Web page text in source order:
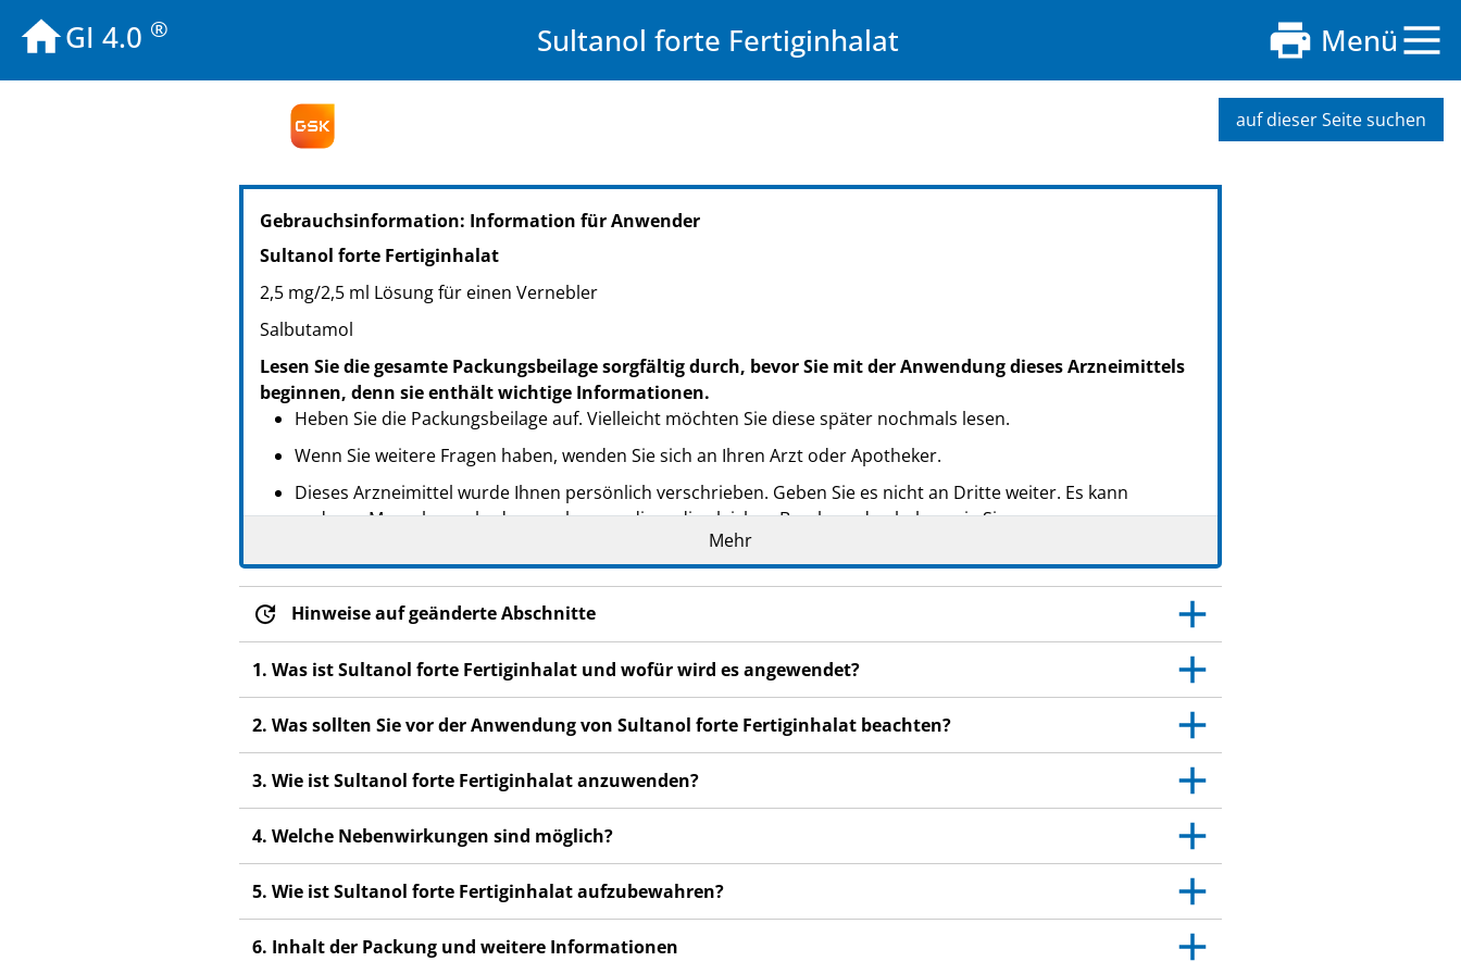
GI 4.0 ® Sultanol forte Fertiginhalat Menü
auf dieser Seite suchen
PZN: 16015989
PPN: 111601598971
NTIN: 04150160159899
Gebrauchsinformation: Information für Anwender
Sultanol forte Fertiginhalat
2,5 mg/2,5 ml Lösung für einen Vernebler
Salbutamol
Lesen Sie die gesamte Packungsbeilage sorgfältig durch, bevor Sie mit der Anwendung dieses Arzneimittels
beginnen, denn sie enthält wichtige Informationen.
Heben Sie die Packungsbeilage auf. Vielleicht möchten Sie diese später nochmals lesen.
Wenn Sie weitere Fragen haben, wenden Sie sich an Ihren Arzt oder Apotheker.
Dieses Arzneimittel wurde Ihnen persönlich verschrieben. Geben Sie es nicht an Dritte weiter. Es kann
anderen Menschen schaden, auch wenn diese die gleichen Beschwerden haben wie Sie.
Nebenwirkungen, die nicht in dieser Packungsbeilage angegeben sind. Siehe Abschnitt 4.
Mehr
Hinweise auf geänderte Abschnitte
1. Was ist Sultanol forte Fertiginhalat und wofür wird es angewendet?
2. Was sollten Sie vor der Anwendung von Sultanol forte Fertiginhalat beachten?
3. Wie ist Sultanol forte Fertiginhalat anzuwenden?
4. Welche Nebenwirkungen sind möglich?
5. Wie ist Sultanol forte Fertiginhalat aufzubewahren?
6. Inhalt der Packung und weitere Informationen